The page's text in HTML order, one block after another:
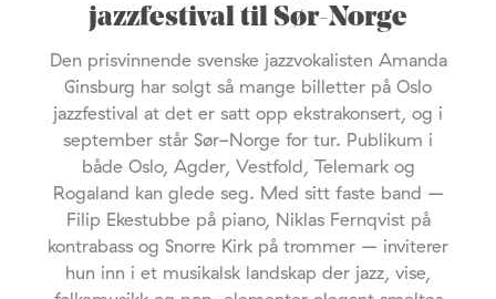
jazzfestival til Sør-Norge
Den prisvinnende svenske jazzvokalisten Amanda
Ginsburg har solgt så mange billetter på Oslo
jazzfestival at det er satt opp ekstrakonsert, og i
september står Sør-Norge for tur. Publikum i
både Oslo, Agder, Vestfold, Telemark og
Rogaland kan glede seg. Med sitt faste band –
Filip Ekestubbe på piano, Niklas Fernqvist på
kontrabass og Snorre Kirk på trommer – inviterer
hun inn i et musikalsk landskap der jazz, vise,